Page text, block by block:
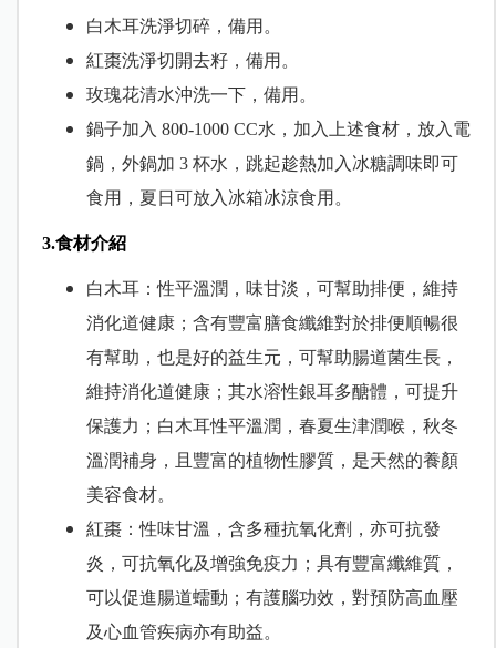
白木耳洗淨切碎，備用。
紅棗洗淨切開去籽，備用。
玫瑰花清水沖洗一下，備用。
鍋子加入 800-1000 CC水，加入上述食材，放入電
鍋，外鍋加 3 杯水，跳起趁熱加入冰糖調味即可
食用，夏日可放入冰箱冰涼食用。
3.食材介紹
白木耳：性平溫潤，味甘淡，可幫助排便，維持
消化道健康；含有豐富膳食纖維對於排便順暢很
有幫助，也是好的益生元，可幫助腸道菌生長，
維持消化道健康；其水溶性銀耳多醣體，可提升
保護力；白木耳性平溫潤，春夏生津潤喉，秋冬
溫潤補身，且豐富的植物性膠質，是天然的養顏
美容食材。
紅棗：性味甘溫，含多種抗氧化劑，亦可抗發
炎，可抗氧化及增強免疫力；具有豐富纖維質，
可以促進腸道蠕動；有護腦功效，對預防高血壓
及心血管疾病亦有助益。